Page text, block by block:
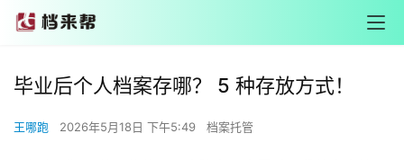
毕业后个人档案存哪？ 5 种存放方式！
王哪跑 2026年5月18日 下午5:49 档案托管